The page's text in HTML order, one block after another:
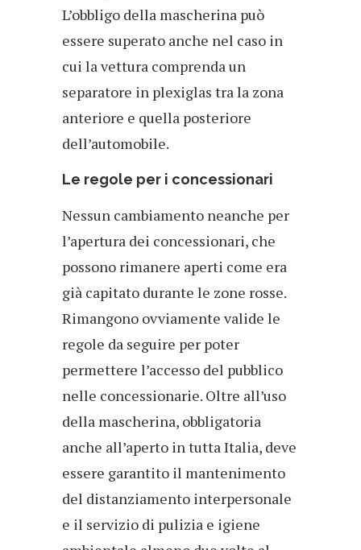
L’obbligo della mascherina può
essere superato anche nel caso in
cui la vettura comprenda un
separatore in plexiglas tra la zona
anteriore e quella posteriore
dell’automobile.
Le regole per i concessionari
Nessun cambiamento neanche per
l’apertura dei concessionari, che
possono rimanere aperti come era
già capitato durante le zone rosse.
Rimangono ovviamente valide le
regole da seguire per poter
permettere l’accesso del pubblico
nelle concessionarie. Oltre all’uso
della mascherina, obbligatoria
anche all’aperto in tutta Italia, deve
essere garantito il mantenimento
del distanziamento interpersonale
e il servizio di pulizia e igiene